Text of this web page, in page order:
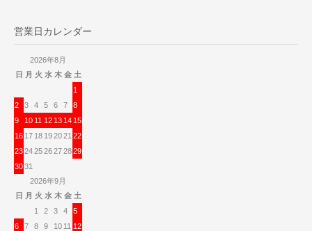
営業日カレンダー
2026年8月
日 月 火 水 木 金 土
1
2
3 4 5 6 7
8
9
10 11 12 13 14 15
16 17 18 192021 22
23242526272829
3031
2026年9月
日 月 火 水 木 金 土
1
2 3 4
5
6
7 8 9 10 11 12